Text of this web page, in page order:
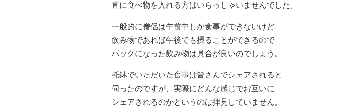
直に食べ物を入れる方はいらっしゃいませんでした。
一般的に僧侶は午前中しか食事ができないけど
飲み物であれば午後でも摂ることができるので
パックになった飲み物は具合が良いのでしょう。
托鉢でいただいた食事は皆さんでシェアされると
伺ったのですが、実際にどんな感じでお互いに
シェアされるのかというのは拝見していません。